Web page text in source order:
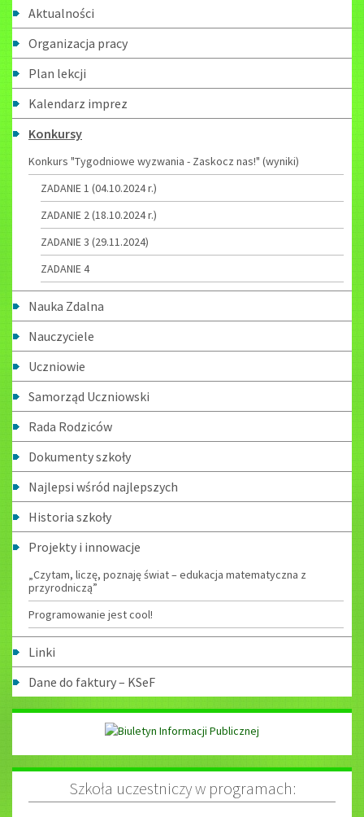
urodzin
Aktualności
Organizacja pracy
Plan lekcji
Kalendarz imprez
Konkursy
Konkurs "Tygodniowe wyzwania - Zaskocz nas!" (wyniki)
ZADANIE 1 (04.10.2024 r.)
ZADANIE 2 (18.10.2024 r.)
ZADANIE 3 (29.11.2024)
ZADANIE 4
Nauka Zdalna
Nauczyciele
Uczniowie
Samorząd Uczniowski
Rada Rodziców
Dokumenty szkoły
Najlepsi wśród najlepszych
Historia szkoły
Projekty i innowacje
„Czytam, liczę, poznaję świat – edukacja matematyczna z
przyrodniczą”
Programowanie jest cool!
Linki
Dane do faktury – KSeF
Szkoła uczestniczy w programach: